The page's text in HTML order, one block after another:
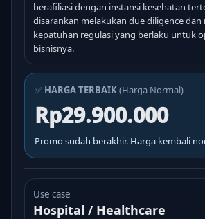
berafiliasi dengan instansi kesehatan
disarankan melakukan due diligence dan
kepatuhan regulasi yang berlaku untuk
bisnisnya.
✅ HARGA TERBAIK(Harga Normal)
Rp29.900.000
Promo sudah berakhir. Harga kembali
Use case
Hospital / Healthcare